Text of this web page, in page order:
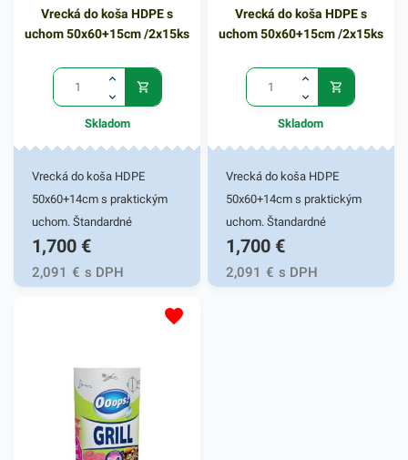
µm
µm
Vrecká do koša HDPE s
uchom 50x60+15cm /2x15ks
Skladom
Vrecká do koša HDPE
50x60+14cm s praktickým
uchom. Štandardné
mikroténové vrecká do koša,
bez zápachu, recyklovateľné.
Používajú sa ako ochrana
odpadom. Svoje využitie
nájdu v domácnostiach,
kanceláriách, obchodoch,
prevádzkach a pod. Balené v
1,700 €
2,091 € s DPH
Vrecká do koša HDPE s
uchom 50x60+15cm /2x15ks
Skladom
Vrecká do koša HDPE
50x60+14cm s praktickým
uchom. Štandardné
mikroténové vrecká do koša,
bez zápachu, recyklovateľné.
Používajú sa ako ochrana
1,700 €
2,091 € s DPH